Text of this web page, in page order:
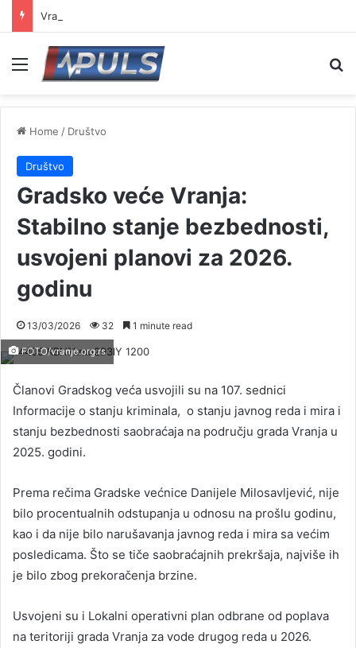
Menu
Home / Društvo
Društvo
Gradsko veće Vranja:
Stabilno stanje bezbednosti,
usvojeni planovi za 2026.
godinu
13/03/2026 32 1 minute read
FOTO/vranje.org.rs
Članovi Gradskog veća usvojili su na 107. sednici
Informacije o stanju kriminala, o stanju javnog reda i mira i
stanju bezbednosti saobraćaja na području grada Vranja u
2025. godini.
Prema rečima Gradske većnice Danijele Milosavljević, nije
bilo procentualnih odstupanja u odnosu na prošlu godinu,
kao i da nije bilo narušavanja javnog reda i mira sa većim
posledicama. Što se tiče saobraćajnih prekršaja, najviše ih
je bilo zbog prekoračenja brzine.
Usvojeni su i Lokalni operativni plan odbrane od poplava
na teritoriji grada Vranja za vode drugog reda u 2026.